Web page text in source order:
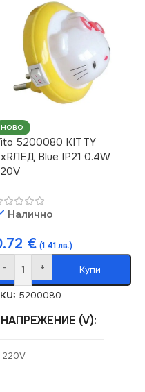
НОВО
5200080 KITTY
Blue IP21 0.4W
Налично
€ (1.41 лв.)
- + Купи
5200080
НАПРЕЖЕНИЕ (V)
220V